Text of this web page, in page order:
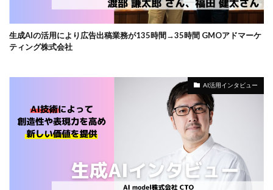
生成AIの活用により広告出稿業務が135時間→35時間 GMOアドマーケ
ティング株式会社
AI活用インタビュー